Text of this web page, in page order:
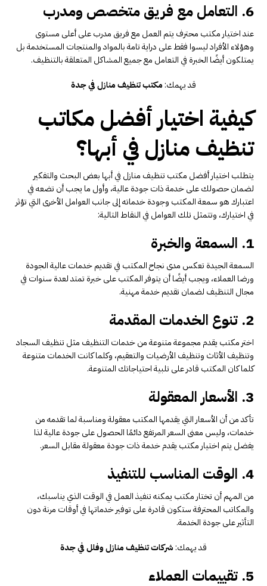
6. التعامل مع فريق متخصص ومدرب
عند اختيار مكتب محترف يتم العمل مع فريق مدرب على أعلى مستوى
وهؤلاء الأفراد ليسوا فقط على دراية تامة بالمواد والمنتجات المستخدمة بل
يمتلكون أيضًا الخبرة في التعامل مع جميع المشاكل المتعلقة بالتنظيف.
قد يهمك:مكتب تنظيف منازل في جدة
كيفية اختيار أفضل مكاتب
تنظيف منازل في أبها؟
يتطلب اختيار أفضل مكتب تنظيف منازل في أبها بعض البحث والتفكير
لضمان حصولك على خدمة ذات جودة عالية، وأول ما يجب أن تضعه في
اعتبارك هو سمعة المكتب وجودة خدماته إلى جانب العوامل الأخرى التي تؤثر
في اختيارك، وتتمثل تلك العوامل في النقاط التالية:
1. السمعة والخبرة
السمعة الجيدة تعكس مدى نجاح المكتب في تقديم خدمات عالية الجودة
ورضا العملاء، ويجب أيضًا أن يتوفر المكتب على خبرة تمتد لعدة سنوات في
مجال التنظيف لضمان تقديم خدمة مهنية.
2. تنوع الخدمات المقدمة
اختر مكتب يقدم مجموعة متنوعة من خدمات التنظيف مثل تنظيف السجاد
وتنظيف الأثاث وتنظيف الأرضيات والتعقيم، وكلما كانت الخدمات متنوعة
كلما كان المكتب قادر على تلبية احتياجاتك المتنوعة.
3. الأسعار المعقولة
تأكد من أن الأسعار التي يقدمها المكتب معقولة ومناسبة لما تقدمه من
خدمات، وليس معنى السعر المرتفع دائمًا الحصول على جودة عالية لذا
يفضل يتم اختيار مكتب يقدم خدمة ذات جودة معقولة مقابل السعر.
4. الوقت المناسب للتنفيذ
من المهم أن تختار مكتب يمكنه تنفيذ العمل في الوقت الذي يناسبك،
والمكاتب المحترفة ستكون قادرة على توفير خدماتها في أوقات مرنة دون
التأثير على جودة الخدمة.
قد يهمك:شركات تنظيف منازل وفلل في جدة
5. تقييمات العملاء